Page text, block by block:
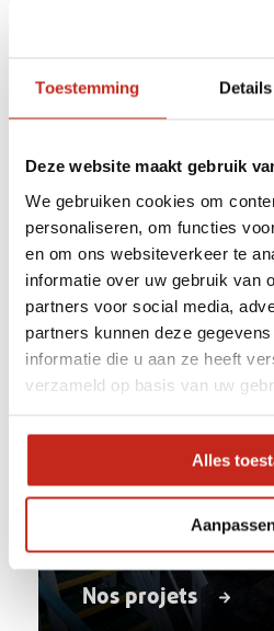
Toestemming Details
Deze website maakt gebruik
We gebruiken cookies om
personaliseren, om functies
en om ons websiteverkeer te
informatie over uw gebruik van
partners voor social media,
partners kunnen deze
informatie die u aan ze heeft
verzameld op basis van uw
Alles
Nos projets